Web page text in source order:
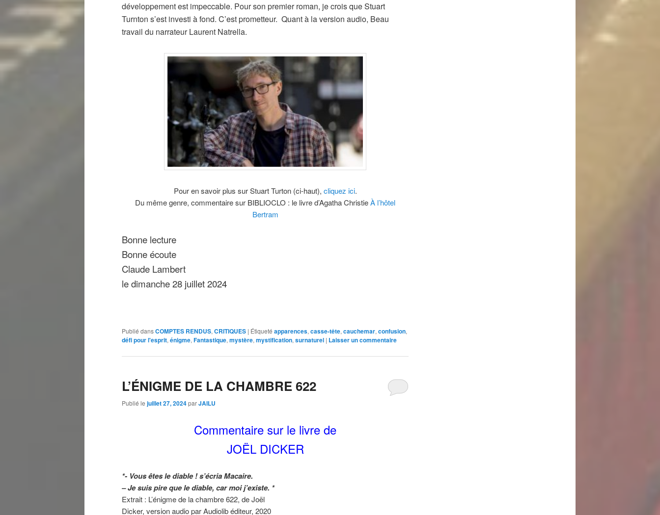
développement est impeccable. Pour son premier roman, je crois que Stuart
Turnton s’est investi à fond. C’est prometteur. Quant à la version audio, Beau
travail du narrateur Laurent Natrella.
Pour en savoir plus sur Stuart Turton (ci-haut), cliquez ici.
Du même genre, commentaire sur BIBLIOCLO : le livre d’Agatha ChristieÀ l’hôtel
Bertram
Bonne lecture
Bonne écoute
Claude Lambert
le dimanche 28 juillet 2024
Publié dansCOMPTES RENDUS, CRITIQUES | Étiqueté apparences, casse-tête, cauchemar, confusion,
défi pour l'esprit, énigme, Fantastique, mystère, mystification, surnaturel | Laisser un commentaire
L’ÉNIGME DE LA CHAMBRE 622
Publié le juillet 27, 2024parJAILU
Commentaire sur le livre de
JOËL DICKER
*- Vous êtes le diable ! s’écria Macaire.
– Je suis pire que le diable, car moi j’existe. *
Extrait : L’énigme de la chambre 622, de Joël
Dicker, version audio par Audiolib éditeur, 2020